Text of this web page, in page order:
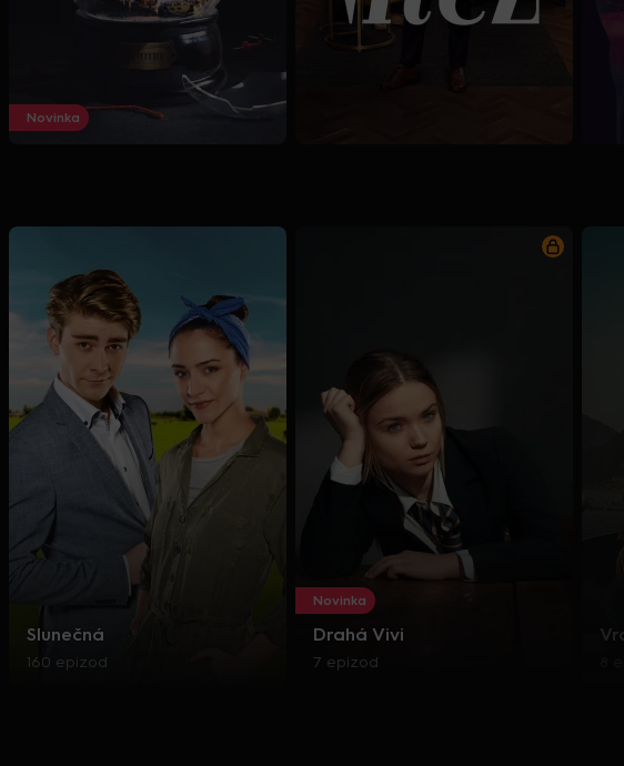
Novinka
Slunečná
160 epizod
Novinka
Drahá Vivi
7 epizod